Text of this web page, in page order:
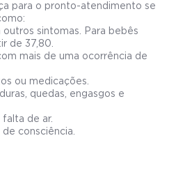
para o pronto-atendimento se
sintomas. Para bebês
de 37,80.
mais de uma ocorrência de
ou medicações.
quedas, engasgos e
de ar.
consciência.